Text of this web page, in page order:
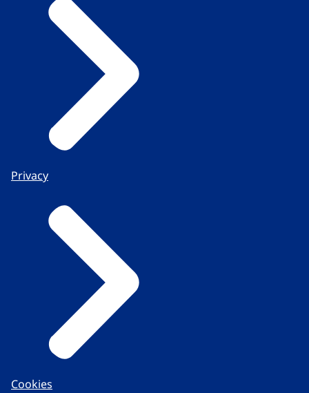
Privacy
Cookies